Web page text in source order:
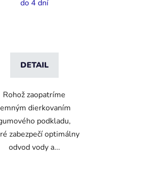
do 4 dní
DETAIL
Rohož zaopatríme
dierkovaním
podkladu,
zabezpečí optimálny
odvod vody a...